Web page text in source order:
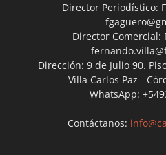
Director Periodístico:
Director Comercial:
Dirección: 9 de Julio 90.
Villa Carlos Paz -
WhatsApp:
Contáctanos: